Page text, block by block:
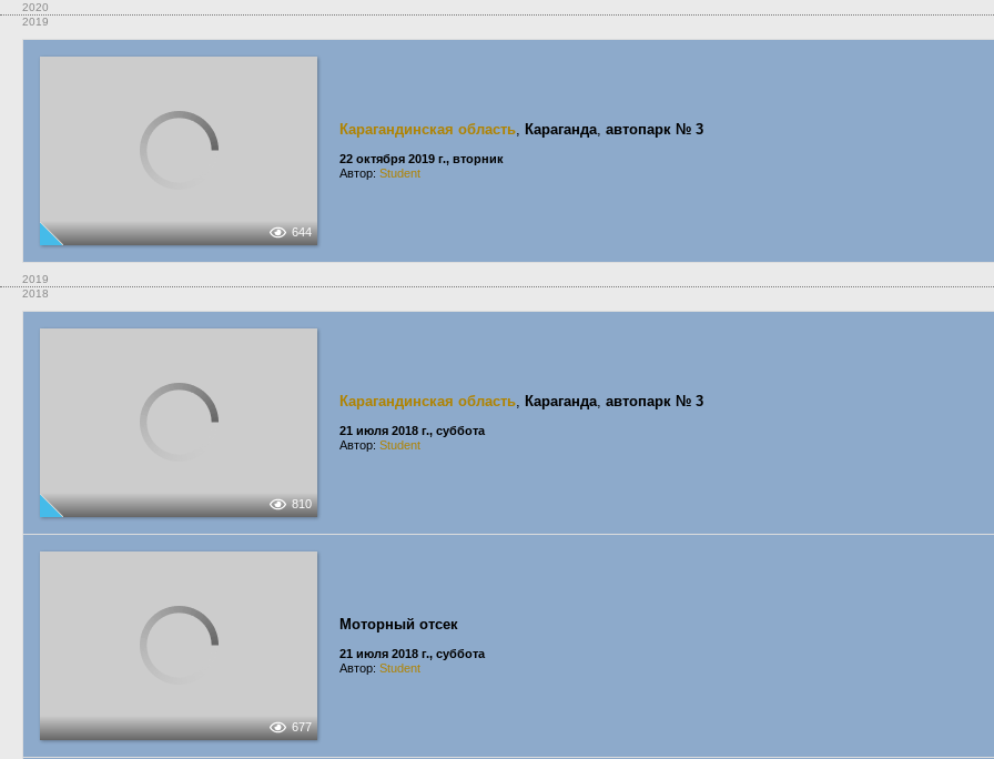
2020
2019
644
Карагандинская область, Караганда, автопарк № 3
22 октября 2019 г., вторник
Автор: Student
2019
2018
810
Карагандинская область, Караганда, автопарк № 3
21 июля 2018 г., суббота
Автор: Student
677
Моторный отсек
21 июля 2018 г., суббота
Автор: Student